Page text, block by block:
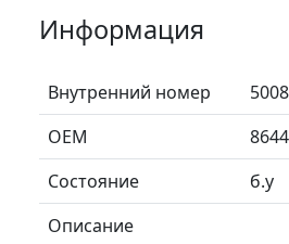
Информация
Внутренний номер
ОЕМ
Состояние
б.у
Описание